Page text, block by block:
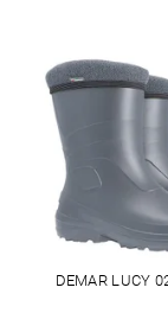
DEMAR LUCY